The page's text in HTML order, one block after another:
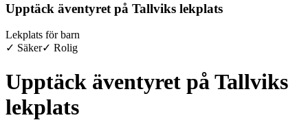
Upptäck äventyret på Tallviks lekplats
Lekplats för barn
✓ Säker✓ Rolig
Upptäck äventyret på Tallviks
lekplats